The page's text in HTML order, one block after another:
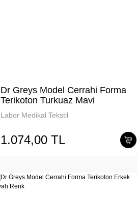
Dr Greys Model Cerrahi Forma
Terikoton Turkuaz Mavi
Labor Medikal Tekstil
1.074,00 TL